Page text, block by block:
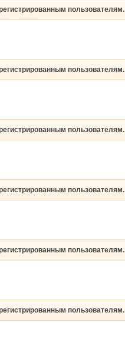
пользователям.
пользователям.
пользователям.
пользователям.
пользователям.
пользователям.